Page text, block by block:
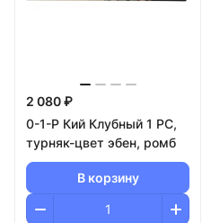
2 080 ₽
0-1-Р Кий Клубный 1 РС,
турняк-цвет эбен, ромб
В корзину